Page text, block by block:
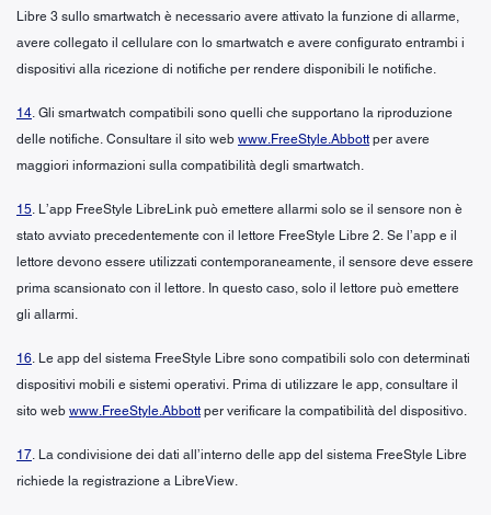
Libre 3 sullo smartwatch è necessario avere attivato la funzione di allarme,
avere collegato il cellulare con lo smartwatch e avere configurato entrambi i
dispositivi alla ricezione di notifiche per rendere disponibili le notifiche.
14. Gli smartwatch compatibili sono quelli che supportano la riproduzione
delle notifiche. Consultare il sito web www.FreeStyle.Abbott per avere
maggiori informazioni sulla compatibilità degli smartwatch.
15. L’app FreeStyle LibreLink può emettere allarmi solo se il sensore non è
stato avviato precedentemente con il lettore FreeStyle Libre 2. Se l’app e il
lettore devono essere utilizzati contemporaneamente, il sensore deve essere
prima scansionato con il lettore. In questo caso, solo il lettore può emettere
gli allarmi.
16. Le app del sistema FreeStyle Libre sono compatibili solo con determinati
dispositivi mobili e sistemi operativi. Prima di utilizzare le app, consultare il
sito web www.FreeStyle.Abbott per verificare la compatibilità del dispositivo.
17. La condivisione dei dati all’interno delle app del sistema FreeStyle Libre
richiede la registrazione a LibreView.